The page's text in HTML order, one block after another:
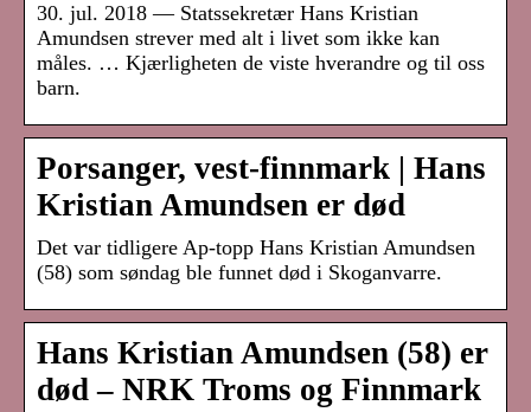
30. jul. 2018 — Statssekretær Hans Kristian
Amundsen strever med alt i livet som ikke kan
måles. … Kjærligheten de viste hverandre og til oss
barn.
Porsanger, vest-finnmark | Hans
Kristian Amundsen er død
Det var tidligere Ap-topp Hans Kristian Amundsen
(58) som søndag ble funnet død i Skoganvarre.
Hans Kristian Amundsen (58) er
død – NRK Troms og Finnmark